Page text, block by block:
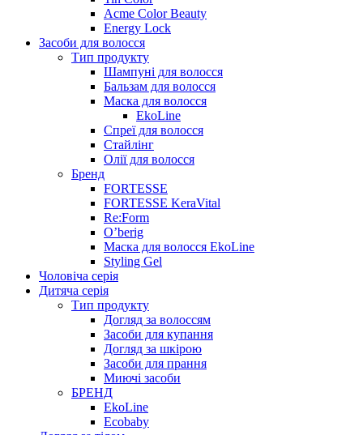
Acme Color Beauty
Energy Lock
Засоби для волосся
Тип продукту
Шампуні для волосся
Бальзам для волосся
Маска для волосся
EkoLine
Спреї для волосся
Стайлінг
Олії для волосся
Бренд
FORTESSE
FORTESSE KeraVital
Re:Form
O’berig
Маска для волосся EkoLine
Styling Gel
Чоловіча серія
Дитяча серія
Тип продукту
Догляд за волоссям
Засоби для купання
Догляд за шкірою
Засоби для прання
Миючі засоби
БРЕНД
EkoLine
Ecobaby